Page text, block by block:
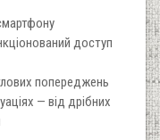
доступ
попереджень
— від дрібних